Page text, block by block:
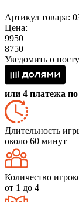
Артикул товара:
Цена:
9950
8750
Уведомить о
или 4 платежа по
Длительность
около 60 минут
Количество
от 1 до 4